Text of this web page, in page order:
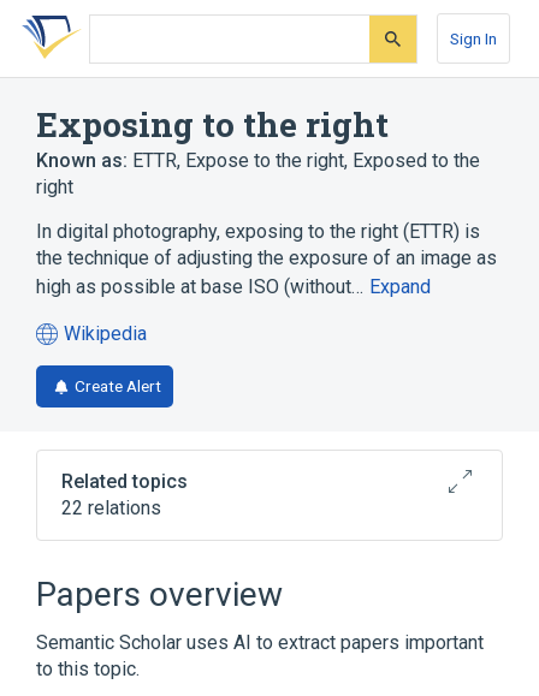
Skip
search
Skip
Skip
account
Sign In
Exposing to the right
Known as: ETTR, Expose to the right, Exposed to the
right
In digital photography, exposing to the right (ETTR) is
the technique of adjusting the exposure of an image as
high as possible at base ISO (without… Expand
Wikipedia
(opens
in
a
tab)
Create Alert
Related topics
22 relations
Active pixel sensor
Adobe Photoshop
Adobe Photoshop Lightroom
Analog-to-digital converter
Expand
Papers overview
Semantic Scholar uses AI to extract papers important
to this topic.